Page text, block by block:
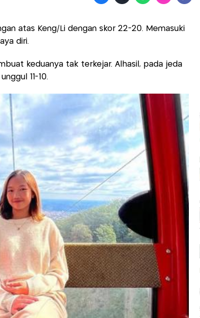
atas Keng/Li dengan skor 22-20. Memasuki
diri.
keduanya tak terkejar. Alhasil, pada jeda
11-10.